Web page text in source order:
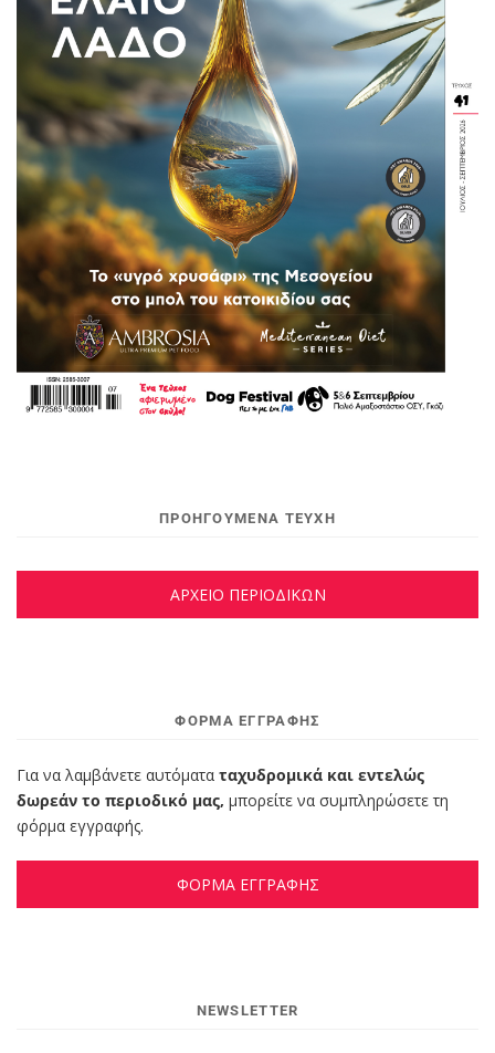
ΠΡΟΗΓΟΥΜΕΝΑ ΤΕΥΧΗ
ΑΡΧΕΙΟ ΠΕΡΙΟΔΙΚΩΝ
ΦΌΡΜΑ ΕΓΓΡΑΦΉΣ
Για να λαμβάνετε αυτόματα ταχυδρομικά και εντελώς
δωρεάν το περιοδικό μας, μπορείτε να συμπληρώσετε τη
φόρμα εγγραφής.
ΦΟΡΜΑ ΕΓΓΡΑΦΗΣ
NEWSLETTER